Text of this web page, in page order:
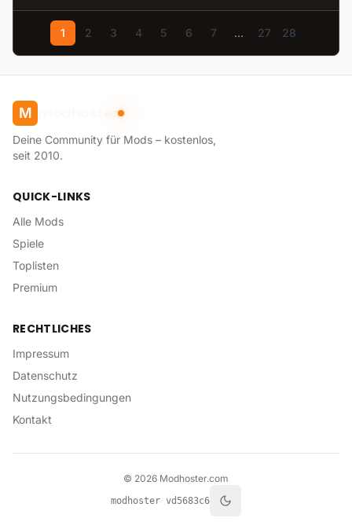
1 2 3 4 5 6 7 ... 27 28
M modhoster
Deine Community für Mods – kostenlos,
seit 2010.
QUICK-LINKS
Alle Mods
Spiele
Toplisten
Premium
RECHTLICHES
Impressum
Datenschutz
Nutzungsbedingungen
Kontakt
© 2026 Modhoster.com
modhoster vd5683c6 Toggle theme